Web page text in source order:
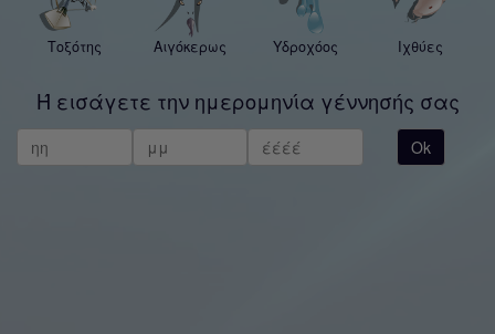
Τοξότης Αιγόκερως Υδροχόος Ιχθύες
Ή εισάγετε την ημερομηνία γέννησής σας
Ok